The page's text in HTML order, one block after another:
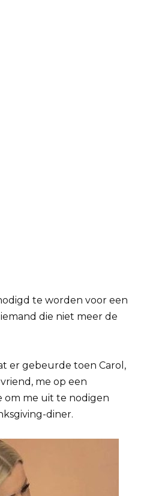
te worden voor een
die niet meer de
er gebeurde toen Carol,
me op een
om me uit te nodigen
diner.